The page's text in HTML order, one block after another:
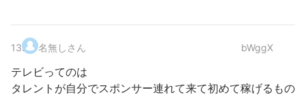
13. 名無しさん bWggX
テレビってのは
タレントが自分でスポンサー連れて来て初めて稼げるもの